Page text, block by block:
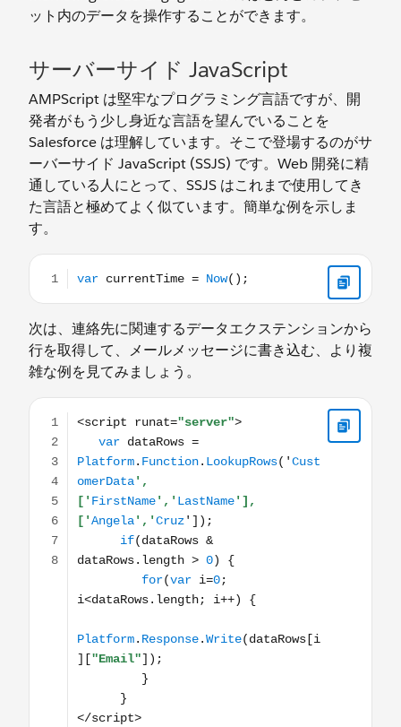
ット内のデータを操作することができます。
サーバーサイド JavaScript
AMPScript は堅牢なプログラミング言語ですが、開
発者がもう少し身近な言語を望んでいることを
Salesforce は理解しています。そこで登場するのがサ
ーバーサイド JavaScript (SSJS) です。Web 開発に精
通している人にとって、SSJS はこれまで使用してき
た言語と極めてよく似ています。簡単な例を示しま
す。
次は、連絡先に関連するデータエクステンションから
行を取得して、メールメッセージに書き込む、より複
雑な例を見てみましょう。
<script runat="server"> var dataRows =